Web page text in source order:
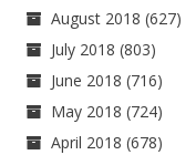
August 2018 (627)
July 2018 (803)
June 2018 (716)
May 2018 (724)
April 2018 (678)